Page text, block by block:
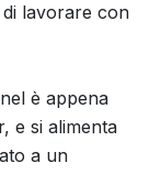
lavorare con
è appena
e si alimenta
a un